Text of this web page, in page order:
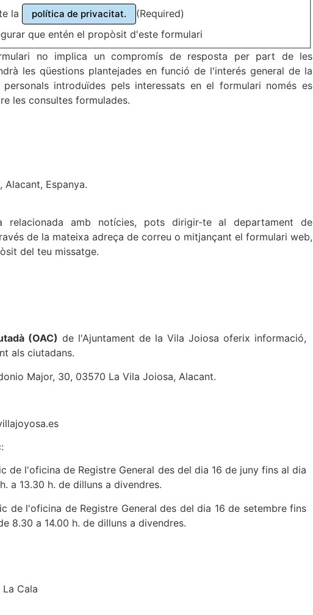
la
política de privacitat.
(Required)
que entén el propòsit d'este formulari
no implica un compromís de resposta per part de les
les qüestions plantejades en funció de l'interés general de la
introduïdes pels interessats en el formulari només es
les consultes formulades.
Alacant, Espanya.
relacionada amb notícies, pots dirigir-te al departament de
de la mateixa adreça de correu o mitjançant el formulari web,
del teu missatge.
(OAC) de l'Ajuntament de la Vila Joiosa oferix informació,
als ciutadans.
Major, 30, 03570 La Vila Joiosa, Alacant.
de l'oficina de Registre General des del dia 16 de juny fins al dia
a 13.30 h. de dilluns a divendres.
de l'oficina de Registre General des del dia 16 de setembre fins
8.30 a 14.00 h. de dilluns a divendres.
Cala